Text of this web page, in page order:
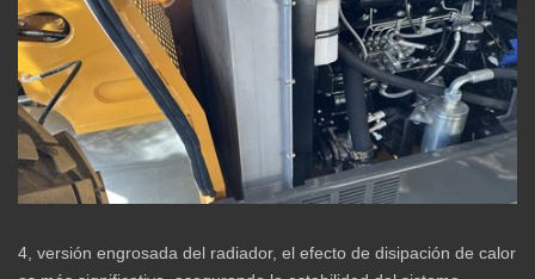
4, versión engrosada del radiador, el efecto de disipación de calor